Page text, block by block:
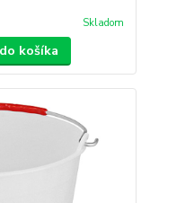
Skladom
košíka